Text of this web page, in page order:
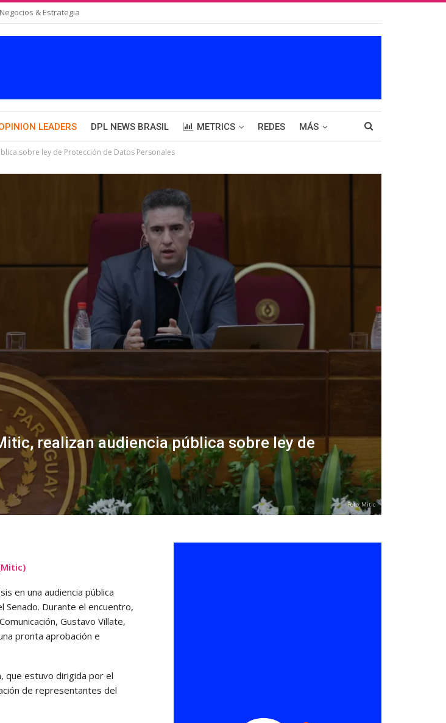
Negocios & Estrategia
LEADERS DPL NEWS BRASIL METRICS REDES MÁS
sobre ley de Protección de Datos Personales
realizan audiencia pública sobre ley de
Foto: Mitic
en una audiencia pública
Senado. Durante el encuentro,
Gustavo Villate,
pronta aprobación e
que estuvo dirigida por el
de representantes del